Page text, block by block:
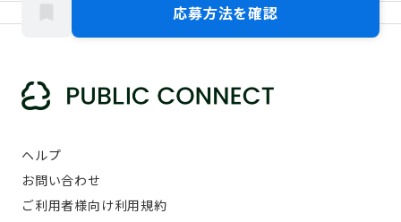
応募方法を確認
ヘルプ
お問い合わせ
ご利用者様向け利用規約